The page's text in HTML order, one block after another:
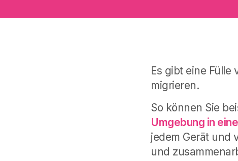
Es gibt eine Fülle
migrieren.
So können Sie
Umgebung in
jedem Gerät und
und